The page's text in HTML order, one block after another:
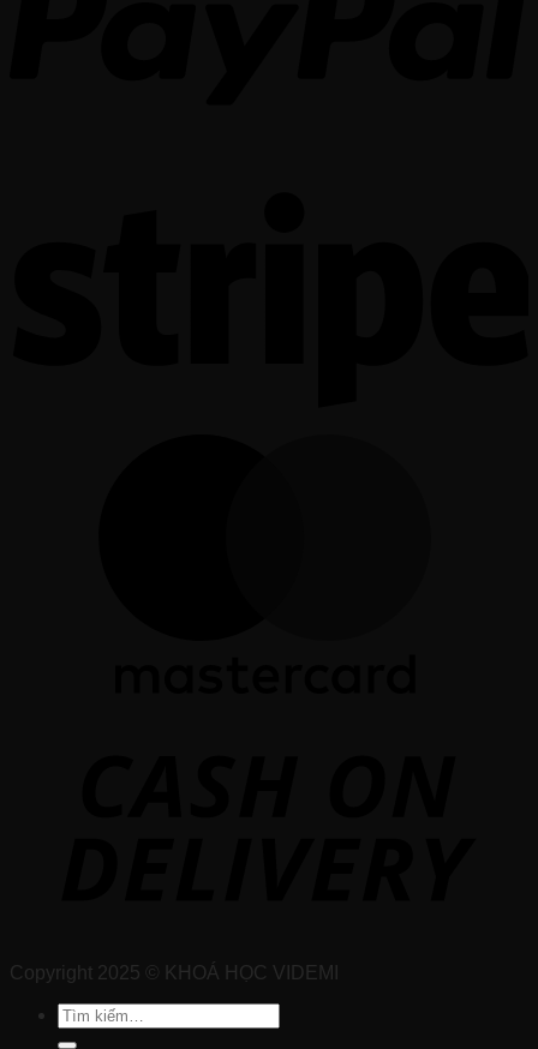
Copyright 2025 © KHOÁ HỌC VIDEMI
Tìm
kiếm: